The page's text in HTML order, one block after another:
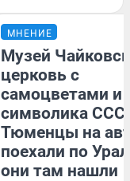
МНЕНИЕ
Музей
церковь с
самоцветами и
символика
Тюменцы на
поехали по
они там нашли